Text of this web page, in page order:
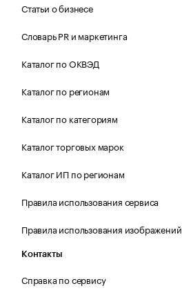
Статьи о бизнесе
Словарь PR и маркетинга
Каталог по ОКВЭД
Каталог по регионам
Каталог по категориям
Каталог торговых марок
Каталог ИП по регионам
Правила использования сервиса
Правила использования изображений
Контакты
Справка по сервису